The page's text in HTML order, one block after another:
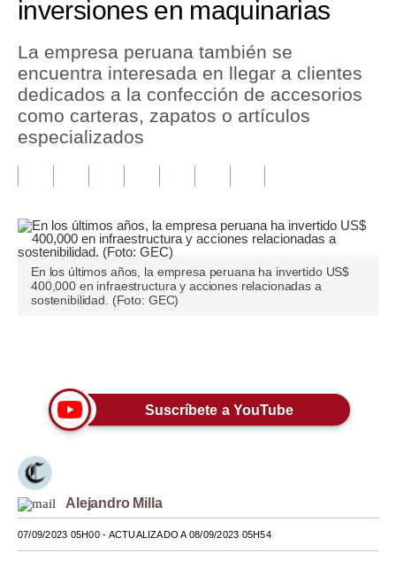
Política
Finanzas Personales
Inmobiliarias
Plus G
Pregunta de hoy
Blogs
Viajes
Moda
Estilos
Mundo
EEUU
inversiones en maquinarias
La empresa peruana también se
encuentra interesada en llegar a clientes
dedicados a la confección de accesorios
como carteras, zapatos o artículos
especializados
En los últimos años, la empresa peruana ha invertido US$
400,000 en infraestructura y acciones relacionadas a
sostenibilidad. (Foto: GEC)
Suscríbete a YouTube
Alejandro Milla
07/09/2023 05H00- ACTUALIZADO A 08/09/2023 05H54